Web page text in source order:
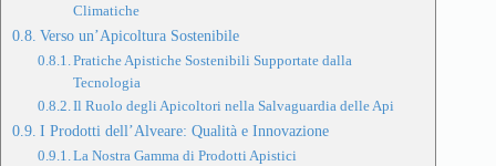
Climatiche
Verso un’Apicoltura Sostenibile
Pratiche Apistiche Sostenibili Supportate dalla
Tecnologia
Il Ruolo degli Apicoltori nella Salvaguardia delle Api
I Prodotti dell’Alveare: Qualità e Innovazione
La Nostra Gamma di Prodotti Apistici